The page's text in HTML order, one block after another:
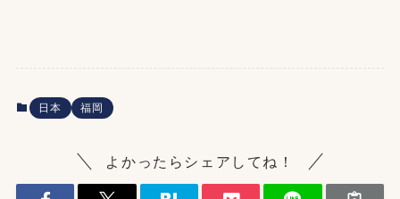
日本 福岡
よかったらシェアしてね！